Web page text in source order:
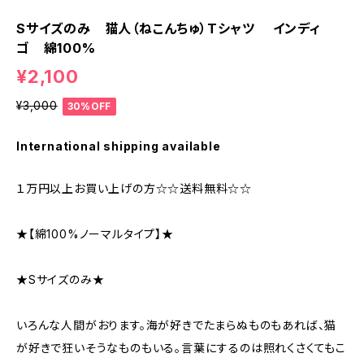
Sサイズのみ 猫人（ねこんちゅ）Tシャツ インディ
ゴ 綿100%
¥2,100
¥3,000 30%OFF
International shipping available
１万円以上お買い上げの方☆☆送料無料☆☆
★【綿100%ノーマルタイプ】★
★Sサイズのみ★
いろんな人間がおります。海が好きでたまらぬものもあれば、猫
が好きで狂いそうなものもいる。言葉にするのは照れくさくてもこ